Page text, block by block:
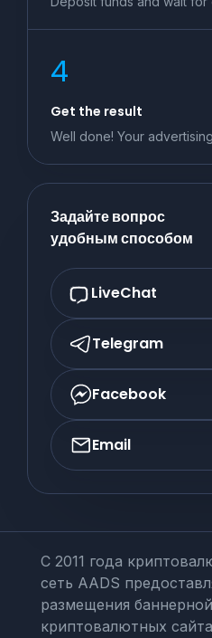
4
Get the result
Well done! Your
Задайте вопрос
удобным способом
LiveChat
Telegram
Facebook
Email
С 2011 года
сеть AADS
размещения
криптовалютных